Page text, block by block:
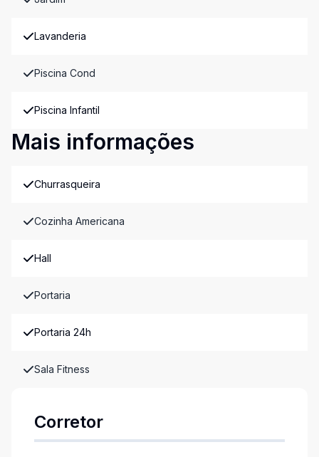
Lavanderia
Piscina Cond
Piscina Infantil
Mais informações
Churrasqueira
Cozinha Americana
Hall
Portaria
Portaria 24h
Sala Fitness
Corretor